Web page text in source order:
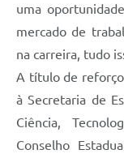
uma
mercado de
na carreira, tudo
A título de
à Secretaria de
Ciência,
Conselho